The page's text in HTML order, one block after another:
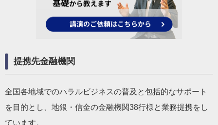
提携先金融機関
全国各地域でのハラルビジネスの普及と包括的なサポート
を目的とし、地銀・信金の金融機関38行様と業務提携をし
ています。